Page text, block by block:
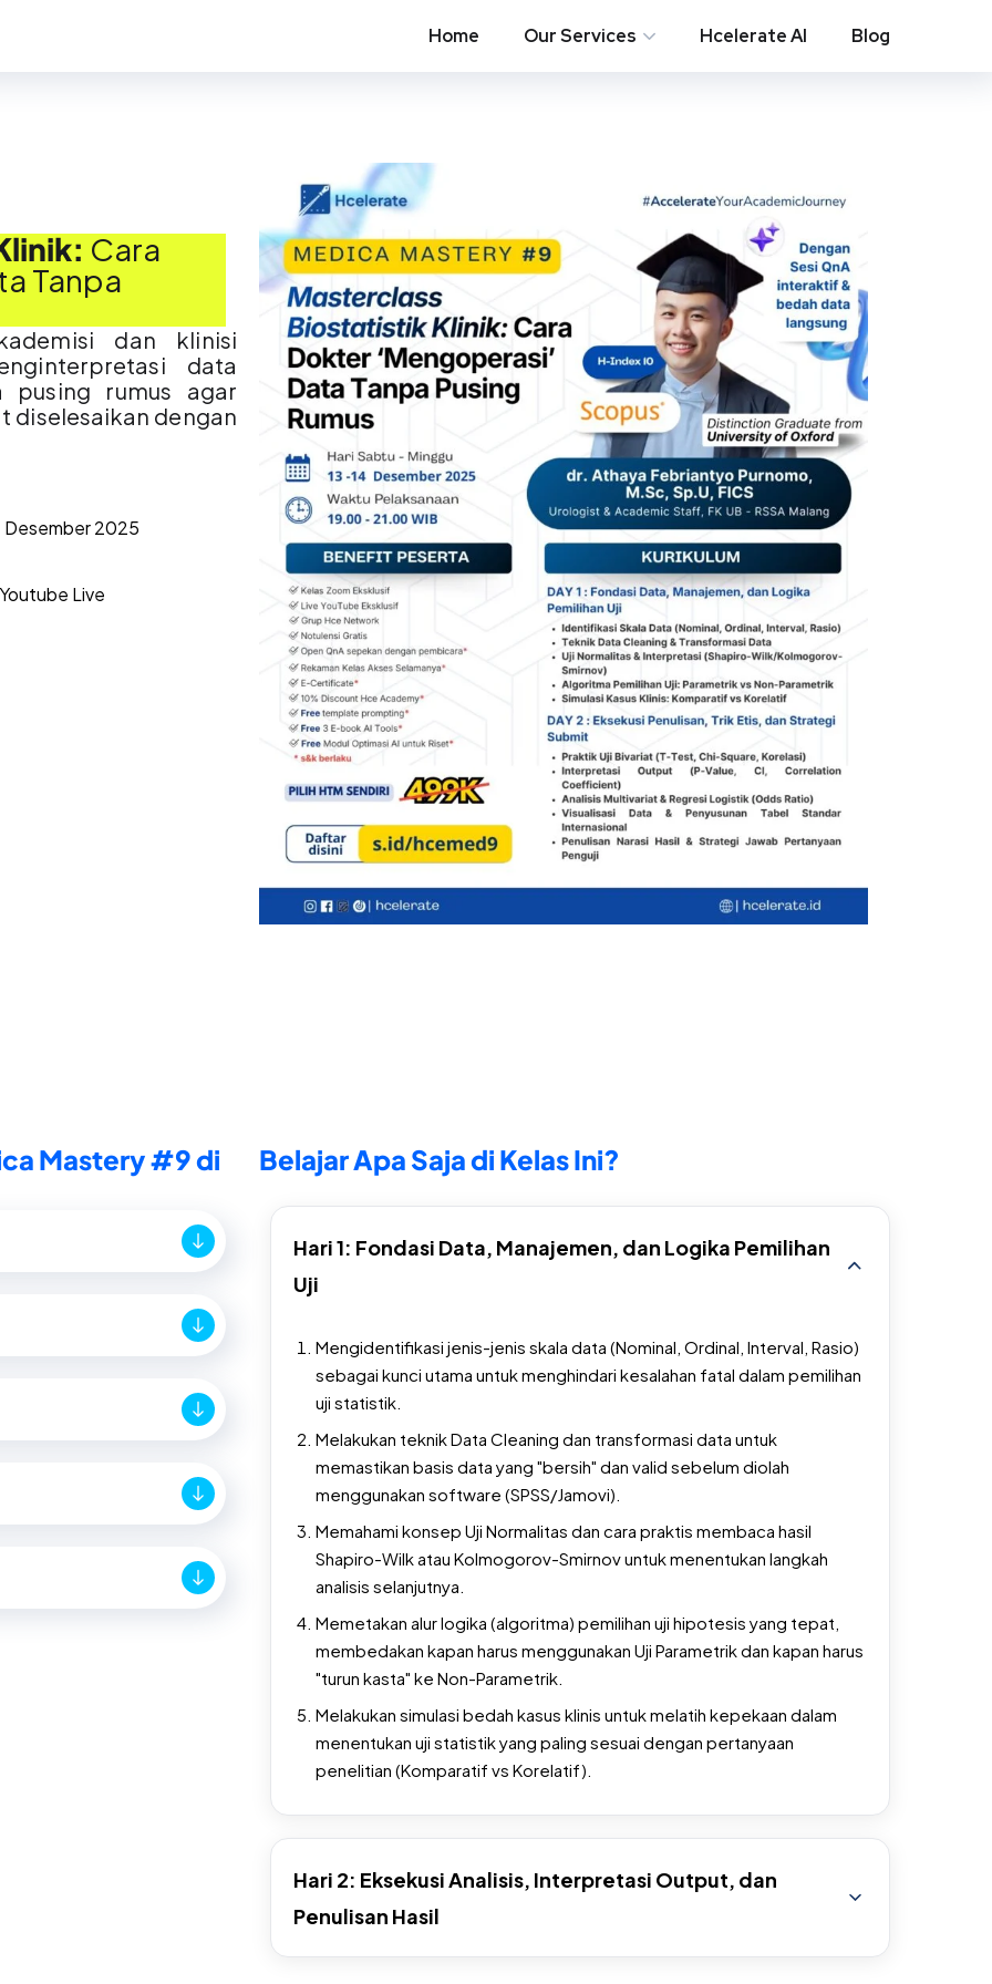
Home Our Services Hcelerate AI Blog
Cara
Tanpa
dan klinisi
data
pusing rumus agar
diselesaikan dengan
2025
Live
Mastery #9 di Belajar Apa Saja di Kelas Ini?
Hari 1: Fondasi Data, Manajemen, dan Logika Pemilihan
Uji
Mengidentifikasi jenis-jenis skala data (Nominal, Ordinal, Interval, Rasio)
sebagai kunci utama untuk menghindari kesalahan fatal dalam pemilihan
uji statistik.
Melakukan teknik Data Cleaning dan transformasi data untuk
memastikan basis data yang "bersih" dan valid sebelum diolah
menggunakan software (SPSS/Jamovi).
Memahami konsep Uji Normalitas dan cara praktis membaca hasil
Shapiro-Wilk atau Kolmogorov-Smirnov untuk menentukan langkah
analisis selanjutnya.
Memetakan alur logika (algoritma) pemilihan uji hipotesis yang tepat,
membedakan kapan harus menggunakan Uji Parametrik dan kapan harus
"turun kasta" ke Non-Parametrik.
Melakukan simulasi bedah kasus klinis untuk melatih kepekaan dalam
menentukan uji statistik yang paling sesuai dengan pertanyaan
penelitian (Komparatif vs Korelatif).
Hari 2: Eksekusi Analisis, Interpretasi Output, dan
Penulisan Hasil